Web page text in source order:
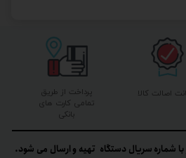
پرداخت از طریق
تمامی کارت های
بانکی
اصالت کالا
شماره سریال دستگاه تهیه و ارسال می شود.